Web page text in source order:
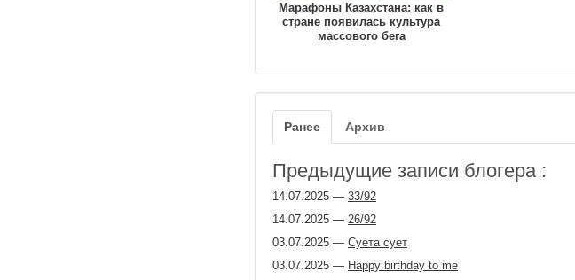
Марафоны Казахстана: как в
стране появилась культура
массового бега
Ранее Архив
Предыдущие записи блогера :
14.07.2025 — 33/92
14.07.2025 — 26/92
03.07.2025 — Суета сует
03.07.2025 — Happy birthday to me